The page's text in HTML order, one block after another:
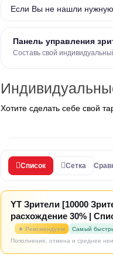
Если Вы не нашли
Панель управления
Составь свой
Хотите сделать себе свой
Список Сетка
YT Зрители [10000
расхождение 30% |
★ Рекомендуем
Самый
Пополнение, отмена и среднее